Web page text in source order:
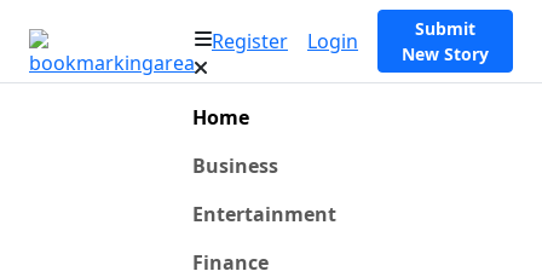
Register Login
Submit
New Story
Home
Business
Entertainment
Finance